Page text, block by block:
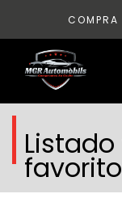
COMPRA